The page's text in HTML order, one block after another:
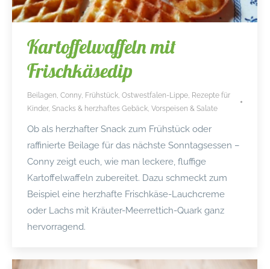
Kartoffelwaffeln mit
Frischkäsedip
Beilagen, Conny, Frühstück, Ostwestfalen-Lippe, Rezepte für
Kinder, Snacks & herzhaftes Gebäck, Vorspeisen & Salate
Ob als herzhafter Snack zum Frühstück oder
raffinierte Beilage für das nächste Sonntagsessen –
Conny zeigt euch, wie man leckere, fluffige
Kartoffelwaffeln zubereitet. Dazu schmeckt zum
Beispiel eine herzhafte Frischkäse-Lauchcreme
oder Lachs mit Kräuter-Meerrettich-Quark ganz
hervorragend.